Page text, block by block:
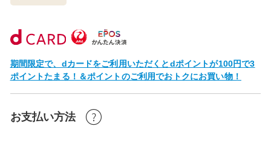
期間限定で、dカードをご利用いただくとdポイントが100円で3
ポイントたまる！＆ポイントのご利用でおトクにお買い物！
お支払い方法